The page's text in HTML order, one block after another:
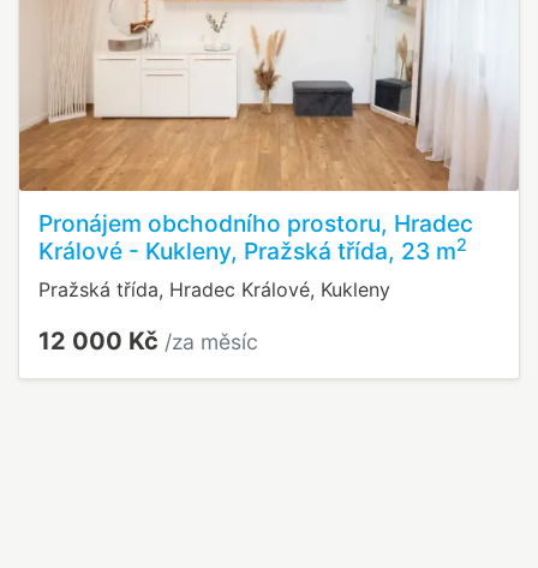
Pronájem obchodního prostoru, Hradec
Králové - Kukleny, Pražská třída, 23 m2
Pražská třída, Hradec Králové, Kukleny
12 000 Kč /za měsíc